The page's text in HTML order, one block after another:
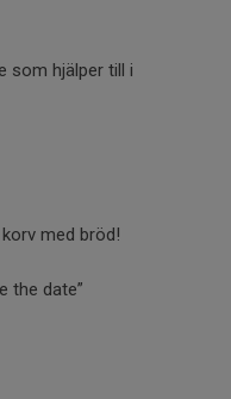
som hjälper till i
med bröd!
the date”